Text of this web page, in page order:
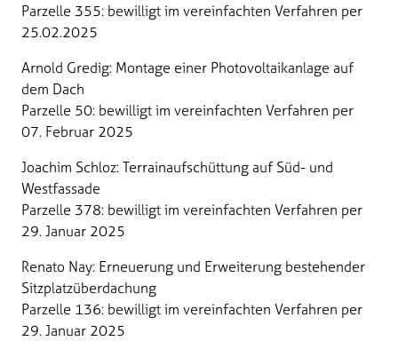
Parzelle 355: bewilligt im vereinfachten Verfahren per
25.02.2025
Arnold Gredig: Montage einer Photovoltaikanlage auf
dem Dach
Parzelle 50: bewilligt im vereinfachten Verfahren per
07. Februar 2025
Joachim Schloz: Terrainaufschüttung auf Süd- und
Westfassade
Parzelle 378: bewilligt im vereinfachten Verfahren per
29. Januar 2025
Renato Nay: Erneuerung und Erweiterung bestehender
Sitzplatzüberdachung
Parzelle 136: bewilligt im vereinfachten Verfahren per
29. Januar 2025